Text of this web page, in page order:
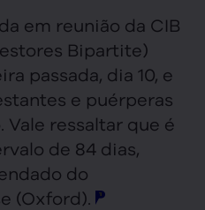
em reunião da CIB
Bipartite)
passada, dia 10, e
e puérperas
ressaltar que é
de 84 dias,
do
(Oxford).